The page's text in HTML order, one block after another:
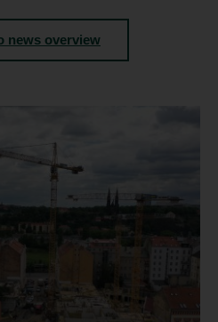
news overview